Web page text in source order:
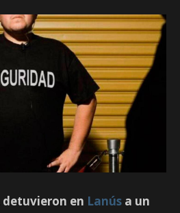
detuvieron en Lanús a un